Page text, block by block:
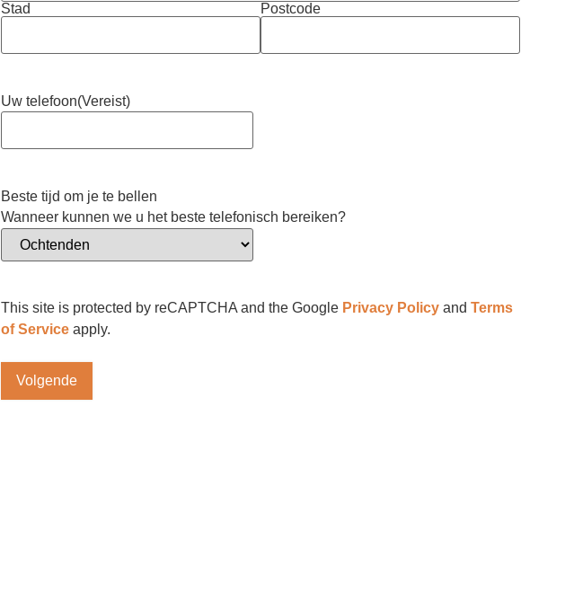
Stad Postcode
Uw telefoon(Vereist)
Beste tijd om je te bellen
Wanneer kunnen we u het beste telefonisch bereiken?
This site is protected by reCAPTCHA and the Google Privacy Policy andTerms
of Service apply.